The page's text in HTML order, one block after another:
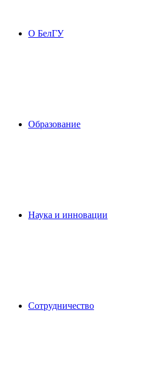
О БелГУ
Образование
Наука и инновации
Сотрудничество